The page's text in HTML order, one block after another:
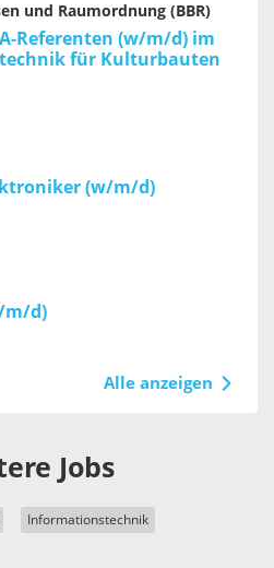
und Raumordnung (BBR)
Referenten (w/m/d) im
für Kultur­bauten
(w/m/d)
m/d)
Alle anzeigen
Jobs
Informationstechnik